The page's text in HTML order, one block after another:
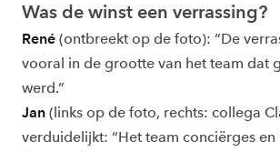
Was de winst een verrassing?
René (ontbreekt op de foto): “De
vooral in de grootte van het team dat
werd.”
Jan (links op de foto, rechts: collega
verduidelijkt: “Het team conciërges en